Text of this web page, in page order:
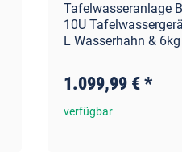
Tafelwasseranlage
10U
L Wasserhahn & 6kg
1.099,99 €*
verfügbar